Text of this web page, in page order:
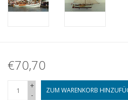
€70,70
+
-
ZUM WARENKORB